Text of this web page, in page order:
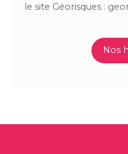
le site Géorisques :
Nos